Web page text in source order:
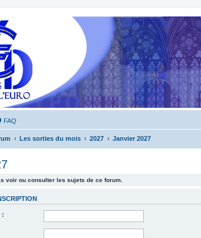
FAQ
Les sorties du mois 2027 Janvier 2027
voir ou consulter les sujets de ce forum.
: